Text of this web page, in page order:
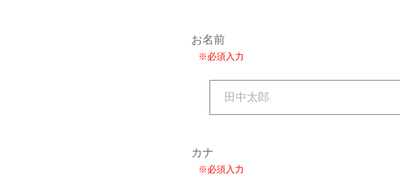
お名前
※必須入力
カナ
※必須入力